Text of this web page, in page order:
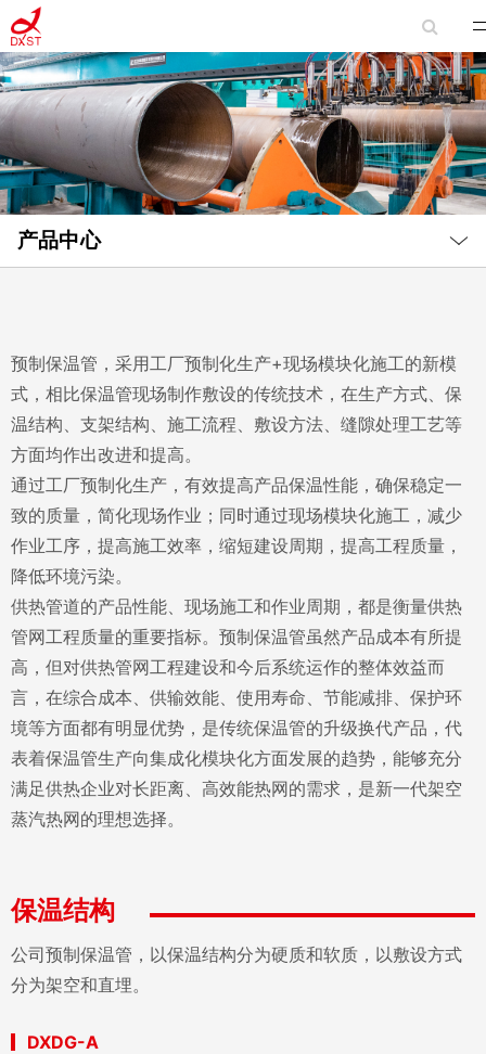
产品中心
Nav
Open
Menu
预制保温管，采用工厂预制化生产+现场模块化施工的新模
式，相比保温管现场制作敷设的传统技术，在生产方式、保
温结构、支架结构、施工流程、敷设方法、缝隙处理工艺等
方面均作出改进和提高。
通过工厂预制化生产，有效提高产品保温性能，确保稳定一
致的质量，简化现场作业；同时通过现场模块化施工，减少
作业工序，提高施工效率，缩短建设周期，提高工程质量，
降低环境污染。
供热管道的产品性能、现场施工和作业周期，都是衡量供热
管网工程质量的重要指标。预制保温管虽然产品成本有所提
高，但对供热管网工程建设和今后系统运作的整体效益而
言，在综合成本、供输效能、使用寿命、节能减排、保护环
境等方面都有明显优势，是传统保温管的升级换代产品，代
表着保温管生产向集成化模块化方面发展的趋势，能够充分
满足供热企业对长距离、高效能热网的需求，是新一代架空
蒸汽热网的理想选择。
保温结构
公司预制保温管，以保温结构分为硬质和软质，以敷设方式
分为架空和直埋。
DXDG-A